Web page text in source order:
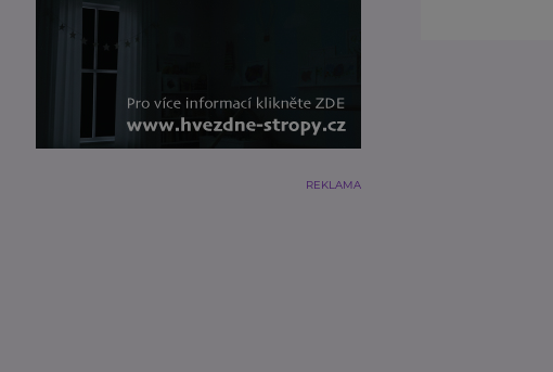
REKLAMA